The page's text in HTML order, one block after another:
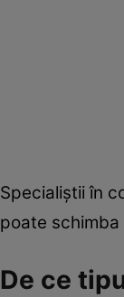
Specialiștii în
poate
De ce